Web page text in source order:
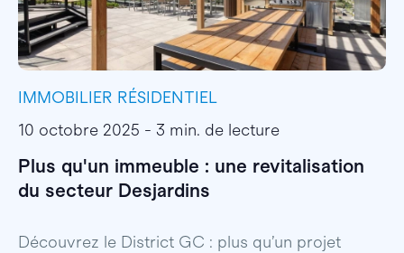
IMMOBILIER RÉSIDENTIEL
10 octobre 2025 - 3 min. de lecture
Plus qu'un immeuble : une revitalisation
du secteur Desjardins
Découvrez le District GC : plus qu’un projet